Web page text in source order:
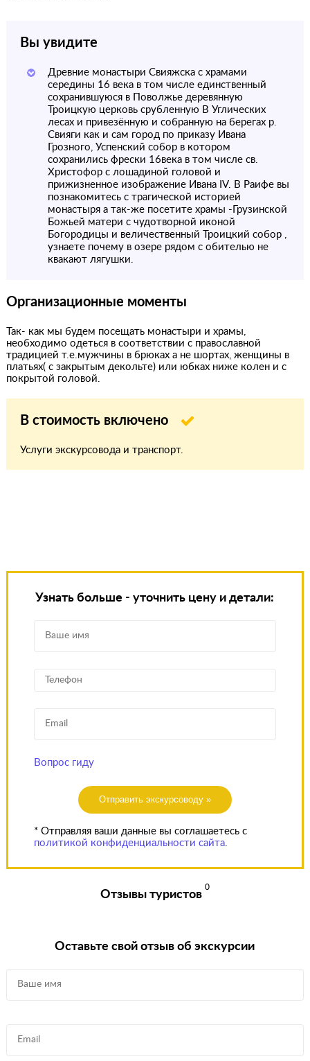
Вы увидите
Древние монастыри Свияжска с храмами
середины 16 века в том числе единственный
сохранившуюся в Поволжье деревянную
Троицкую церковь срубленную В Углических
лесах и привезённую и собранную на берегах р.
Свияги как и сам город по приказу Ивана
Грозного, Успенский собор в котором
сохранились фрески 16века в том числе св.
Христофор с лошадиной головой и
прижизненное изображение Ивана IV. В Раифе вы
познакомитесь с трагической историей
монастыря а так-же посетите храмы -Грузинской
Божьей матери с чудотворной иконой
Богородицы и величественный Троицкий собор ,
узнаете почему в озере рядом с обителью не
квакают лягушки.
Организационные моменты
Так- как мы будем посещать монастыри и храмы,
необходимо одеться в соответствии с православной
традицией т.е.мужчины в брюках а не шортах, женщины в
платьях( с закрытым декольте) или юбках ниже колен и с
покрытой головой.
В стоимость включено
Услуги экскурсовода и транспорт.
Узнать больше - уточнить цену и детали:
Вопрос гиду
Отправить экскурсоводу »
* Отправляя ваши данные вы соглашаетесь с
политикой конфиденциальности сайта.
Отзывы туристов
0
Оставьте свой отзыв об экскурсии